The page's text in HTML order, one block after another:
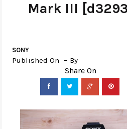
Mark III
SONY
Published On By